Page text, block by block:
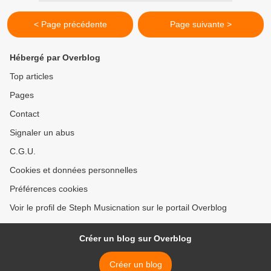
< Page précédente Page suivante >
Hébergé par Overblog
Top articles
Pages
Contact
Signaler un abus
C.G.U.
Cookies et données personnelles
Préférences cookies
Voir le profil de Steph Musicnation sur le portail Overblog
Créer un blog sur Overblog
Créer un blog